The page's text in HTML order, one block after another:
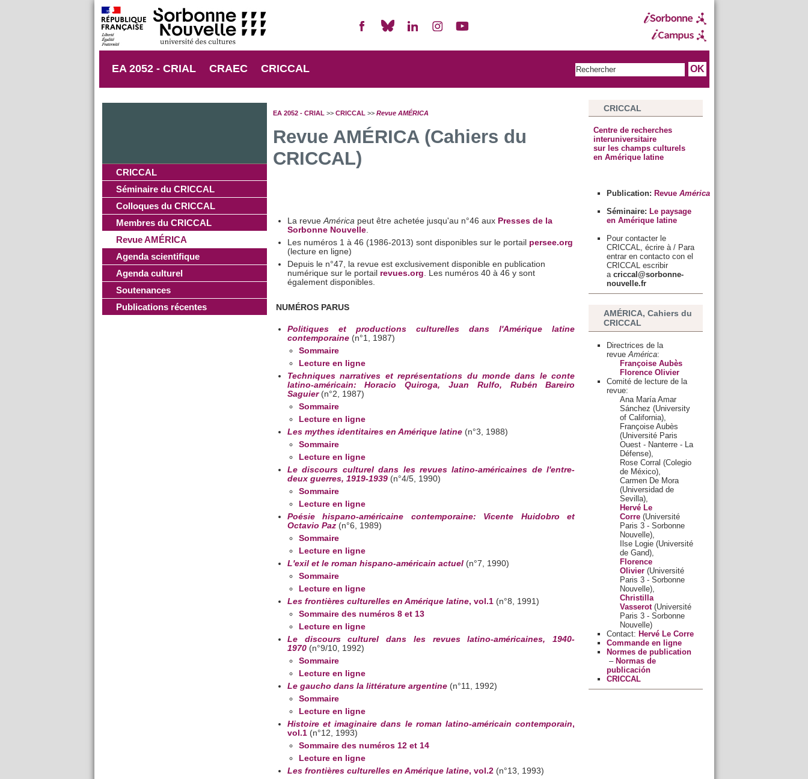
EA 2052 - CRIAL CRAEC CRICCAL
CRICCAL
Séminaire du CRICCAL
Colloques du CRICCAL
Membres du CRICCAL
Revue AMÉRICA
Agenda scientifique
Agenda culturel
Soutenances
Publications récentes
EA 2052 - CRIAL >> CRICCAL >> Revue AMÉRICA
Revue AMÉRICA (Cahiers du
CRICCAL)
La revueAméricapeut être achetée jusqu'au n°46 aux Presses de la
Sorbonne Nouvelle.
Les numéros 1 à 46 (1986-2013) sont disponibles sur le portail persee.org
(lecture en ligne)
Depuis le n°47, la revue est exclusivement disponible en publication
numérique sur le portail revues.org. Les numéros 40 à 46 y sont
également disponibles.
NUMÉROS PARUS
Politiques et productions culturelles dans l'Amérique latine
contemporaine(n°1, 1987)
Sommaire
Lecture en ligne
Techniques narratives et représentations du monde dans le conte
latino-américain: Horacio Quiroga, Juan Rulfo, Rubén Bareiro
Saguier(n°2, 1987)
Sommaire
Lecture en ligne
Les mythes identitaires en Amérique latine(n°3, 1988)
Sommaire
Lecture en ligne
Le discours culturel dans les revues latino-américaines de l'entre-
deux guerres, 1919-1939(n°4/5, 1990)
Sommaire
Lecture en ligne
Poésie hispano-américaine contemporaine: Vicente Huidobro et
Octavio Paz (n°6, 1989)
Sommaire
Lecture en ligne
L'exil et le roman hispano-américain actuel(n°7, 1990)
Sommaire
Lecture en ligne
Les frontières culturelles en Amérique latine, vol.1(n°8, 1991)
Sommaire des numéros 8 et 13
Lecture en ligne
Le discours culturel dans les revues latino-américaines, 1940-
1970(n°9/10, 1992)
Sommaire
Lecture en ligne
Le gaucho dans la littérature argentine(n°11, 1992)
Sommaire
Lecture en ligne
Histoire et imaginaire dans le roman latino-américain contemporain,
vol.1(n°12, 1993)
Sommaire des numéros 12 et 14
Lecture en ligne
Les frontières culturelles en Amérique latine, vol.2 (n°13, 1993)
CRICCAL
Centre de recherches
interuniversitaire
sur les champs culturels
en Amérique latine
Publication: Revue América
Séminaire: Le paysage
en Amérique latine
Pour contacter le
CRICCAL, écrire à / Para
entrar en contacto con el
CRICCAL escribir
a criccal@sorbonne-
nouvelle.fr
AMÉRICA, Cahiers du
CRICCAL
Directrices de la
revue América:
Françoise Aubès
Florence Olivier
Comité de lecture de la
revue:
Ana María Amar
Sánchez (University
of California),
Françoise Aubès
(Université Paris
Ouest - Nanterre - La
Défense),
Rose Corral (Colegio
de México),
Carmen De Mora
(Universidad de
Sevilla),
Hervé Le
Corre(Université
Paris 3 - Sorbonne
Nouvelle),
Ilse Logie (Université
de Gand),
Florence
Olivier(Université
Paris 3 - Sorbonne
Nouvelle),
Christilla
Vasserot(Université
Paris 3 - Sorbonne
Nouvelle)
Contact: Hervé Le Corre
Commande en ligne
Normes de publication
– Normas de
publicación
CRICCAL